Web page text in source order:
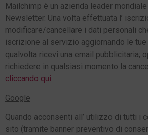
Mailchimp è un azienda leader mondiale
Newsletter. Una volta effettuata l’
modificare/cancellare i dati personali
iscrizione al servizio aggiornando le
qualvolta ricevi una email pubblicitaria;
richiedere in qualsiasi momento la
cliccando qui
Google
Quando acconsenti all’ utilizzo di tutti i
sito (tramite banner preventivo di